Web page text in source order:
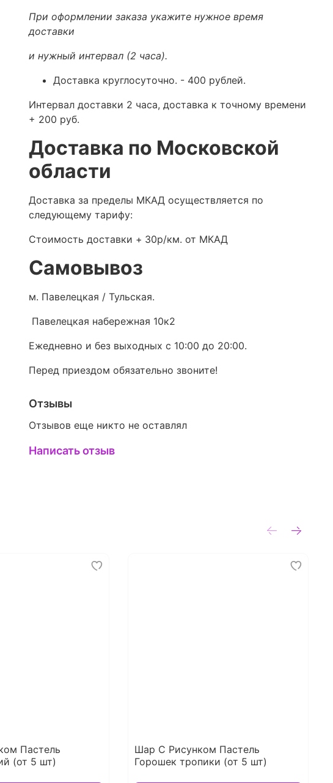
При оформлении заказа укажите нужное время
доставки
и нужный интервал (2 часа).
Доставка круглосуточно. - 400 рублей.
Интервал доставки 2 часа, доставка к точному времени
+ 200 руб.
Доставка по Московской
области
Доставка за пределы МКАД осуществляется по
следующему тарифу:
Стоимость доставки + 30р/км. от МКАД
Самовывоз
м. Павелецкая / Тульская.
Павелецкая набережная 10к2
Ежедневно и без выходных с 10:00 до 20:00.
Перед приездом обязательно звоните!
Отзывы
Отзывов еще никто не оставлял
Написать отзыв
Пастель
(от 5 шт)
Шар С Рисунком Пастель
Горошек тропики (от 5 шт)